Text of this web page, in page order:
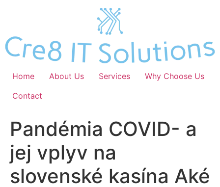
Home About Us Services
Why Choose Us
Contact
Pandémia COVID- a
jej vplyv na
slovenské kasína Aké